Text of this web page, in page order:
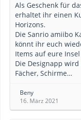
Als Geschenk für
erhaltet ihr einen
Horizons.
Die Sanrio amiibo
könnt ihr euch
Items auf eure
Die Designapp
Fächer, Schirme…
Beny
16. März 2021